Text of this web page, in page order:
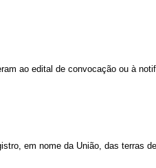
ao edital de convocação ou à
em nome da União, das terras